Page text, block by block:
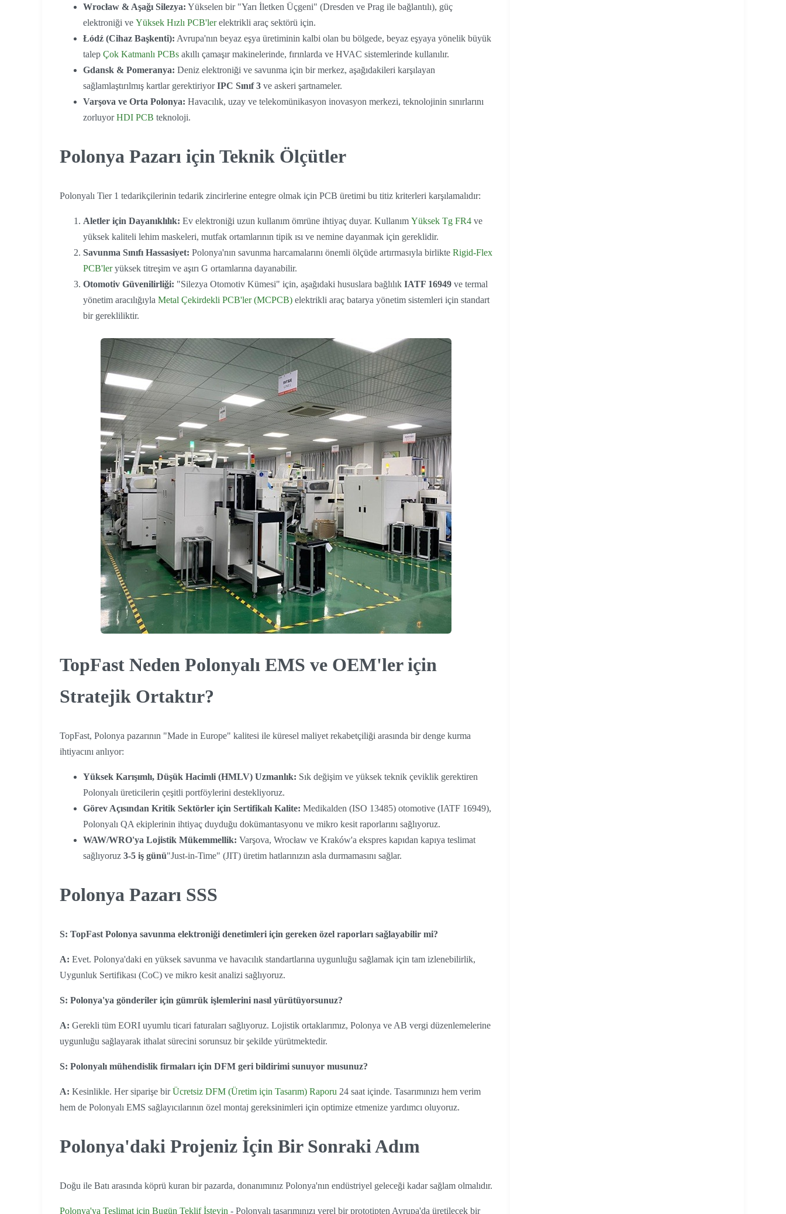
Wrocław & Aşağı Silezya: Yükselen bir "Yarı İletken Üçgeni" (Dresden ve Prag ile bağlantılı), güç
elektroniği ve Yüksek Hızlı PCB'lerelektrikli araç sektörü için.
Łódź (Cihaz Başkenti): Avrupa'nın beyaz eşya üretiminin kalbi olan bu bölgede, beyaz eşyaya yönelik büyük
talep Çok Katmanlı PCBs akıllı çamaşır makinelerinde, fırınlarda ve HVAC sistemlerinde kullanılır.
Gdansk & Pomeranya: Deniz elektroniği ve savunma için bir merkez, aşağıdakileri karşılayan
sağlamlaştırılmış kartlar gerektiriyorIPC Sınıf 3 ve askeri şartnameler.
Varşova ve Orta Polonya: Havacılık, uzay ve telekomünikasyon inovasyon merkezi, teknolojinin sınırlarını
zorluyorHDI PCB teknoloji.
Polonya Pazarı için Teknik Ölçütler
Polonyalı Tier 1 tedarikçilerinin tedarik zincirlerine entegre olmak için PCB üretimi bu titiz kriterleri karşılamalıdır:
Aletler için Dayanıklılık: Ev elektroniği uzun kullanım ömrüne ihtiyaç duyar. Kullanım Yüksek Tg FR4 ve
yüksek kaliteli lehim maskeleri, mutfak ortamlarının tipik ısı ve nemine dayanmak için gereklidir.
Savunma Sınıfı Hassasiyet: Polonya'nın savunma harcamalarını önemli ölçüde artırmasıyla birlikte Rigid-Flex
PCB'leryüksek titreşim ve aşırı G ortamlarına dayanabilir.
Otomotiv Güvenilirliği: "Silezya Otomotiv Kümesi" için, aşağıdaki hususlara bağlılık IATF 16949 ve termal
yönetim aracılığıyla Metal Çekirdekli PCB'ler (MCPCB) elektrikli araç batarya yönetim sistemleri için standart
bir gerekliliktir.
TopFast Neden Polonyalı EMS ve OEM'ler için
Stratejik Ortaktır?
TopFast, Polonya pazarının "Made in Europe" kalitesi ile küresel maliyet rekabetçiliği arasında bir denge kurma
ihtiyacını anlıyor:
Yüksek Karışımlı, Düşük Hacimli (HMLV) Uzmanlık: Sık değişim ve yüksek teknik çeviklik gerektiren
Polonyalı üreticilerin çeşitli portföylerini destekliyoruz.
Görev Açısından Kritik Sektörler için Sertifikalı Kalite: Medikalden (ISO 13485) otomotive (IATF 16949),
Polonyalı QA ekiplerinin ihtiyaç duyduğu dokümantasyonu ve mikro kesit raporlarını sağlıyoruz.
WAW/WRO'ya Lojistik Mükemmellik: Varşova, Wrocław ve Kraków'a ekspres kapıdan kapıya teslimat
sağlıyoruz 3-5 iş günü"Just-in-Time" (JIT) üretim hatlarınızın asla durmamasını sağlar.
Polonya Pazarı SSS
S: TopFast Polonya savunma elektroniği denetimleri için gereken özel raporları sağlayabilir mi?
A: Evet. Polonya'daki en yüksek savunma ve havacılık standartlarına uygunluğu sağlamak için tam izlenebilirlik,
Uygunluk Sertifikası (CoC) ve mikro kesit analizi sağlıyoruz.
S: Polonya'ya gönderiler için gümrük işlemlerini nasıl yürütüyorsunuz?
A: Gerekli tüm EORI uyumlu ticari faturaları sağlıyoruz. Lojistik ortaklarımız, Polonya ve AB vergi düzenlemelerine
uygunluğu sağlayarak ithalat sürecini sorunsuz bir şekilde yürütmektedir.
S: Polonyalı mühendislik firmaları için DFM geri bildirimi sunuyor musunuz?
A: Kesinlikle. Her siparişe birÜcretsiz DFM (Üretim için Tasarım) Raporu 24 saat içinde. Tasarımınızı hem verim
hem de Polonyalı EMS sağlayıcılarının özel montaj gereksinimleri için optimize etmenize yardımcı oluyoruz.
Polonya'daki Projeniz İçin Bir Sonraki Adım
Doğu ile Batı arasında köprü kuran bir pazarda, donanımınız Polonya'nın endüstriyel geleceği kadar sağlam olmalıdır.
Polonya'ya Teslimat için Bugün Teklif İsteyin - Polonyalı tasarımınızı yerel bir prototipten Avrupa'da üretilecek bir